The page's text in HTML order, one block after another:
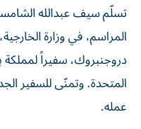
تسلّم سيف عبدالله
المراسم، في وزارة
دروجنبروك، سفيراً لمملكة
المتحدة. وتمنّى للسفير
عمله.